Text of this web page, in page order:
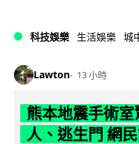
科技娛樂 生活娛樂 城
Lawton 13 小時
熊本地震手術
人、逃生門 網